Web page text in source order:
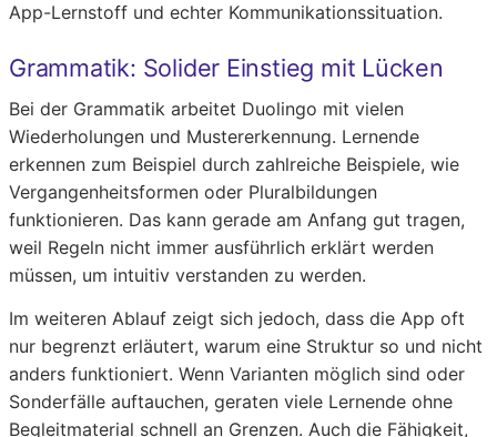
App-Lernstoff und echter Kommunikationssituation.
Grammatik: Solider Einstieg mit Lücken
Bei der Grammatik arbeitet Duolingo mit vielen
Wiederholungen und Mustererkennung. Lernende
erkennen zum Beispiel durch zahlreiche Beispiele, wie
Vergangenheitsformen oder Pluralbildungen
funktionieren. Das kann gerade am Anfang gut tragen,
weil Regeln nicht immer ausführlich erklärt werden
müssen, um intuitiv verstanden zu werden.
Im weiteren Ablauf zeigt sich jedoch, dass die App oft
nur begrenzt erläutert, warum eine Struktur so und nicht
anders funktioniert. Wenn Varianten möglich sind oder
Sonderfälle auftauchen, geraten viele Lernende ohne
Begleitmaterial schnell an Grenzen. Auch die Fähigkeit,